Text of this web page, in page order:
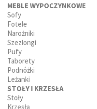
MEBLE WYPOCZYNKOWE
Sofy
Fotele
Narożniki
Szezlongi
Pufy
Taborety
Podnóżki
Leżanki
STOŁY I KRZESŁA
Stoły
Krzesła